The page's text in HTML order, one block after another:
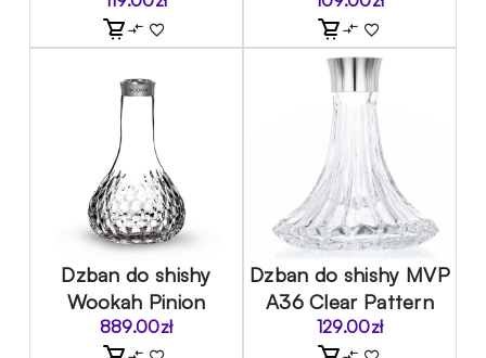
Dzban do shishy
Wookah Pinion
889.00zł
Dzban do shishy MVP
A36 Clear Pattern
129.00zł